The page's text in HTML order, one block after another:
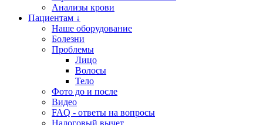
Анализы крови
Пациентам ↓
Наше оборудование
Болезни
Проблемы
Лицо
Волосы
Тело
Фото до и после
Видео
FAQ - ответы на вопросы
Налоговый вычет